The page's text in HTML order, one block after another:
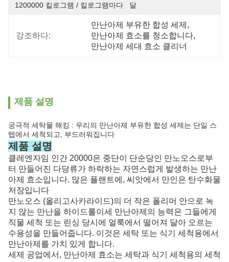
1200000 킬로그램 / 킬로그램마다   달
강조하다:
만난아제 부유한 합성 세제 ,
만난아제 효소를 청소합니다,
만난아제 세대 효소 클리너
제품 설명
궁극적 세탁물 해킹 : 우리의 만난아제 부유한 합성 세제는 단일 스
텝에서 세척되고, 부드러워집니다
제품 설명
클레엔자임 인간 20000은 중단이 단순당인 만노오스로부
터 만들어진 다당류가 하락하는 자연스럽게 발생하는 만난
아제 효소입니다. 많은 플랜트에, 씨앗에서 만인은 탄수화물
저장입니다
만노오스 (올리고사카라이드)의 더 작은 폴리머 안으로 녹
지 않는 만난을 하이드롤이세 만난아제의 능력은 그들에게
직물 세척 또는 린싱 당시에 얼룩에서 떨어져 달아 오르는
수용성을 만들어줍니다. 이것은 세탁 또는 식기 세척용에서
만난아제를 가치 있게 합니다.
세제 공업에서, 만난아제 효소는 세탁과 식기 세척용의 세척